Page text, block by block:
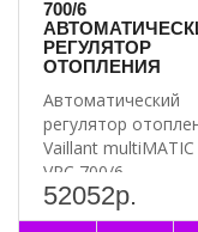
Габариты800х440х338
Вес 35
700/6
РЕГУЛЯТОР
ОТОПЛЕНИЯ
Автоматический
регулятор
Vaillant multiMATIC
VRC 700/6.
Особенности
конструкции: - и..
52052р.